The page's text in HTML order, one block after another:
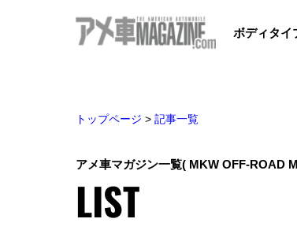
ボディタイ
トップページ > 記事一覧
アメ車マガジン一覧( MKW OFF-ROAD
LIST